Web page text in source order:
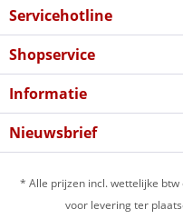
Servicehotline
Shopservice
Informatie
Nieuwsbrief
* Alle prijzen incl. wettelijke btw
voor levering ter